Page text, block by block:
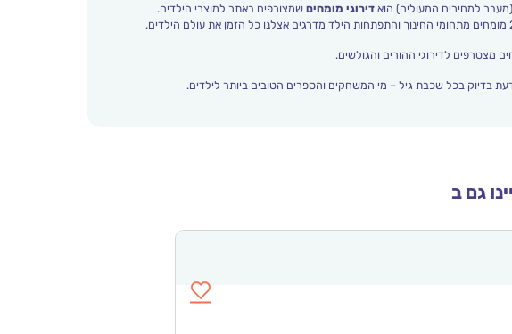
(מעבר למחירים המעולים) הוא דירוגי מומחיםשמצורפים באתר למוצרי הילדים.
מצטרפים לדירוגי ההורים והגולשים.
בדיוק בכל שכבת גיל – מי המשחקים והספרים הטובים ביותר לילדים.
גם ב